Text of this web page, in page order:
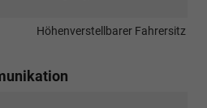
Höhenverstellbarer Fahrersitz